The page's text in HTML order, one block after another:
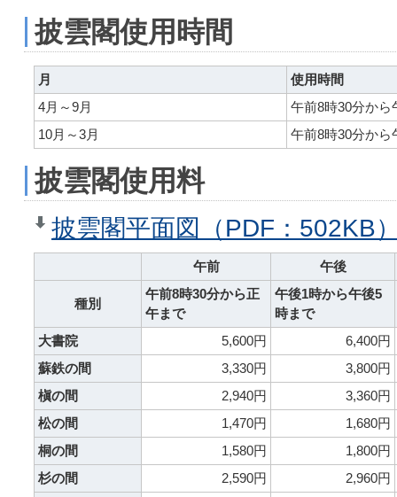
披雲閣使用時間
月
使用時間
4月～9月
午前8時30分から
10月～3月
午前8時30分から
披雲閣使用料
披雲閣平面図（PDF：502KB
午前 午後
種別
午前8時30分から正
午まで
午後1時から午後5
時まで
大書院
5,600円
6,400円
蘇鉄の間
3,330円
3,800円
槇の間
2,940円
3,360円
松の間
1,470円
1,680円
桐の間
1,580円
1,800円
杉の間
2,590円
2,960円